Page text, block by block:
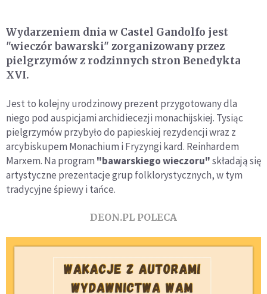
Wydarzeniem dnia w Castel Gandolfo jest
"wieczór bawarski" zorganizowany przez
pielgrzymów z rodzinnych stron Benedykta
XVI.
Jest to kolejny urodzinowy prezent przygotowany dla
niego pod auspicjami archidiecezji monachijskiej. Tysiąc
pielgrzymów przybyło do papieskiej rezydencji wraz z
arcybiskupem Monachium i Fryzyngi kard. Reinhardem
Marxem. Na program "bawarskiego wieczoru"składają się
artystyczne prezentacje grup folklorystycznych, w tym
tradycyjne śpiewy i tańce.
DEON.PL POLECA